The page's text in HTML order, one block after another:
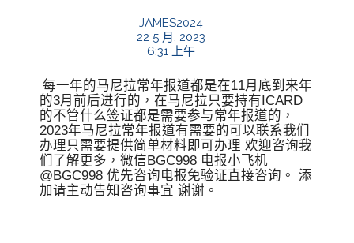
JAMES2024
22 5 月, 2023
6:31 上午
每一年的马尼拉常年报道都是在11月底到来年
的3月前后进行的，在马尼拉只要持有ICARD
的不管什么签证都是需要参与常年报道的，
2023年马尼拉常年报道有需要的可以联系我们
办理只需要提供简单材料即可办理 欢迎咨询我
们了解更多，微信BGC998 电报小飞机
@BGC998 优先咨询电报免验证直接咨询。 添
加请主动告知咨询事宜 谢谢。